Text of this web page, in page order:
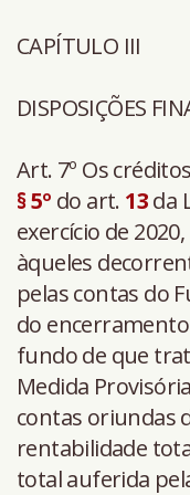
CAPÍTULO III
DISPOSIÇÕES
Art. 7º Os
§ 5º do art. 13da
exercício de
àqueles
pelas contas do
do
fundo de que
Medida
contas oriundas
rentabilidade
total auferida